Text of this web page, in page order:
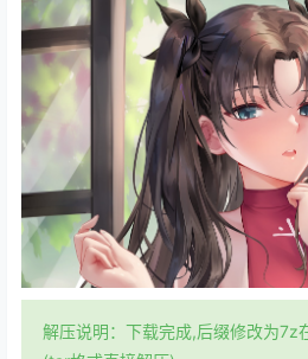
解压说明：下载完成,后缀修改为7z